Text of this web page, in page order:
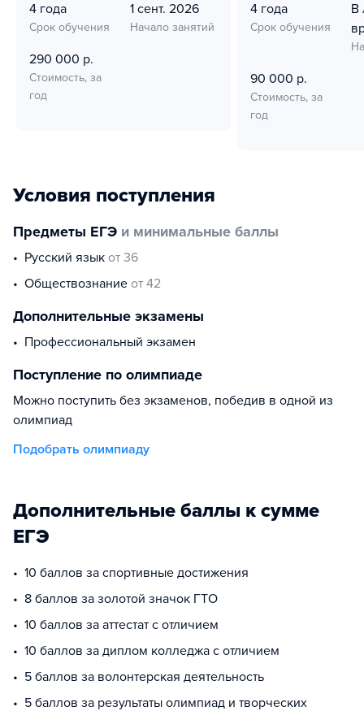
4 года
Срок обучения
1 сент. 2026
Начало занятий
290 000 р.
Стоимость, за
год
4 года
Срок обучения
В
90 000 р.
Стоимость, за
год
Условия поступления
Предметы ЕГЭ и минимальные баллы
русский язык от 36
обществознание от 42
Дополнительные экзамены
профессиональный экзамен
Поступление по олимпиаде
Можно поступить без экзаменов, победив в одной из
олимпиад
Подобрать олимпиаду
Дополнительные баллы к сумме
ЕГЭ
10 баллов за спортивные достижения
8 баллов за золотой значок ГТО
10 баллов за аттестат с отличием
10 баллов за диплом колледжа с отличием
5 баллов за волонтерская деятельность
5 баллов за результаты олимпиад и творческих